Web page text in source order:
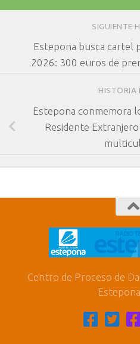
SIGUIENTE
Estepona busca cartel
2026: 300 euros de
HISTORIA
Estepona conmemora
Residente
Centro de Proceso de